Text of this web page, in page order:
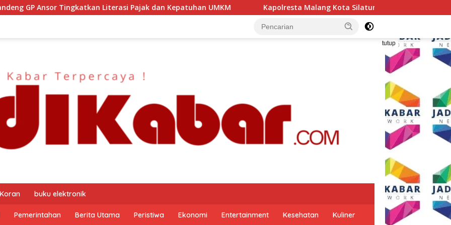
Pajak dan Kepatuhan UMKM Kapolresta Malang Kota Silaturahmi ke PCNU, Perkuat Sinergi Ulama dan Polri Jaga
tutup
buku elektronik
Pemerintahan Berita Utama Peristiwa Ekonomi Entertainment Kesehatan Kuliner